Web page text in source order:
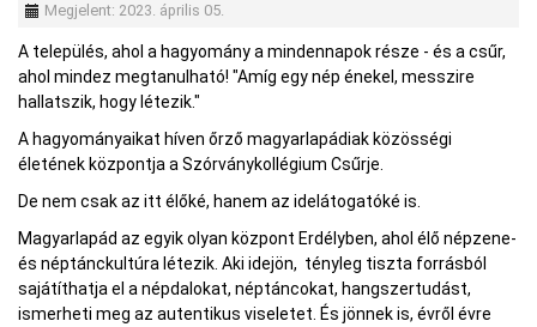
Megjelent: 2023. április 05.
A település, ahol a hagyomány a mindennapok része - és a csűr,
ahol mindez megtanulható! "Amíg egy nép énekel, messzire
hallatszik, hogy létezik."
A hagyományaikat híven őrző magyarlapádiak közösségi
életének központja a Szórványkollégium Csűrje.
De nem csak az itt élőké, hanem az idelátogatóké is.
Magyarlapád az egyik olyan központ Erdélyben, ahol élő népzene-
és néptánckultúra létezik. Aki idejön, tényleg tiszta forrásból
sajátíthatja el a népdalokat, néptáncokat, hangszertudást,
ismerheti meg az autentikus viseletet. És jönnek is, évről évre